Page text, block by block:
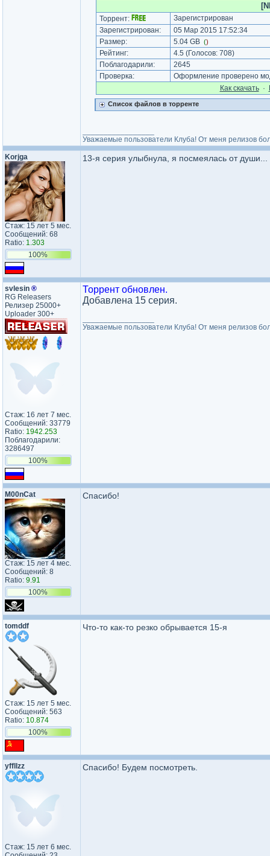
Торрент:
Зарегистрирован
Зарегистрирован:
05 Мар 2015 17:52:34
Размер:
5.04 GB ()
Рейтинг: 4.5 (Голосов: 708)
Поблагодарили:
2645
Проверка:
Оформление проверено
Как cкачать·
Список файлов в торренте
Уважаемые пользователи Клуба! От меня релизов
Korjga
Стаж: 15 лет 5 мес.
Сообщений: 68
Ratio: 1.303
100%
13-я серия улыбнула, я посмеялась от души...
svlesin ®
RG Releasers
Релизер 25000+
Uploader 300+
Стаж: 16 лет 7 мес.
Сообщений: 33779
Ratio: 1942.253
Поблагодарили:
3286497
100%
Торрент обновлен.
Добавлена 15 серия.
Уважаемые пользователи Клуба! От меня релизов
M00nCat
Стаж: 15 лет 4 мес.
Сообщений: 8
Ratio: 9.91
100%
Спасибо!
tomddf
Стаж: 15 лет 5 мес.
Сообщений: 563
Ratio: 10.874
100%
Что-то как-то резко обрывается 15-я
yffllzz
Стаж: 15 лет 6 мес.
Спасибо! Будем посмотреть.